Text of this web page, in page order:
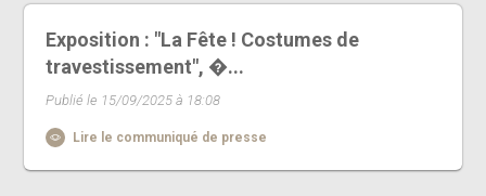
Exposition : "La Fête ! Costumes de
travestissement", �...
Publié le 15/09/2025 à 18:08
Lire le communiqué de presse